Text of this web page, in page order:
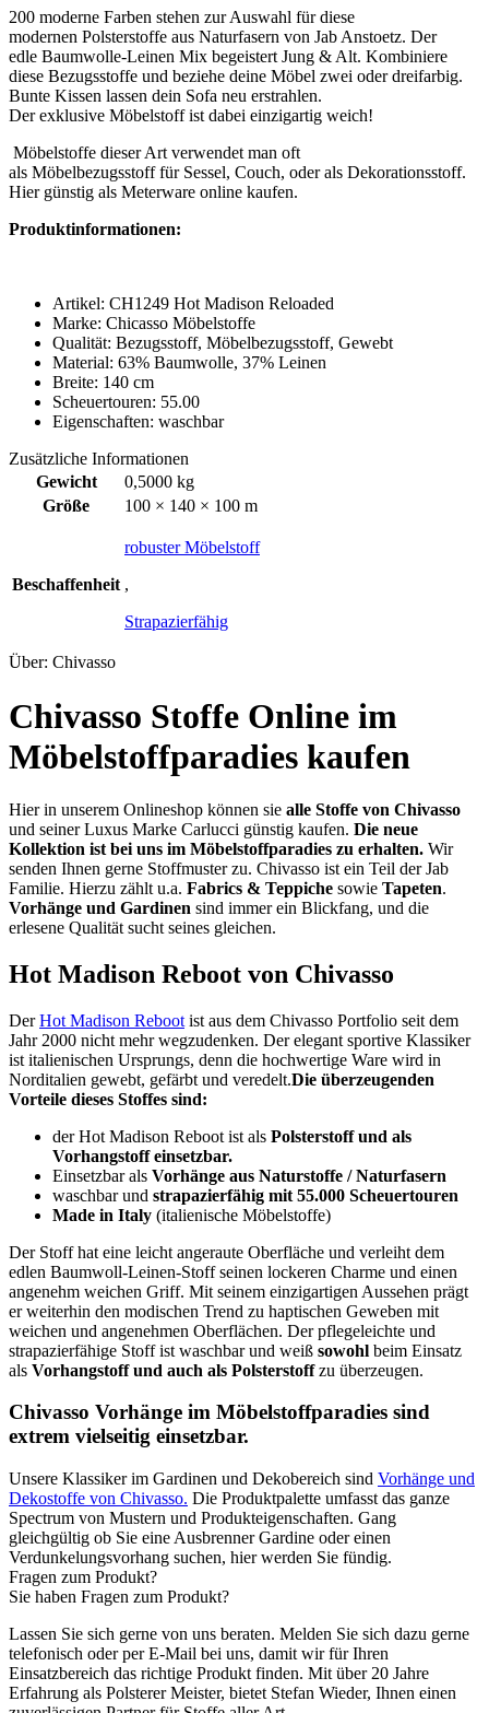
200 moderne Farben stehen zur Auswahl für diese
modernen Polsterstoffe aus Naturfasern von Jab Anstoetz. Der
edle Baumwolle-Leinen Mix begeistert Jung & Alt. Kombiniere
diese Bezugsstoffe und beziehe deine Möbel zwei oder dreifarbig.
Bunte Kissen lassen dein Sofa neu erstrahlen.
Der exklusive Möbelstoff ist dabei einzigartig weich!
Möbelstoffe dieser Art verwendet man oft
als Möbelbezugsstoff für Sessel, Couch, oder als Dekorationsstoff.
Hier günstig als Meterware online kaufen.
Produktinformationen:
Artikel: CH1249 Hot Madison Reloaded
Marke: Chicasso Möbelstoffe
Qualität: Bezugsstoff, Möbelbezugsstoff, Gewebt
Material: 63% Baumwolle, 37% Leinen
Breite: 140 cm
Scheuertouren: 55.00
Eigenschaften: waschbar
Zusätzliche Informationen
Gewicht
0,5000 kg
Größe
100 × 140 × 100 m
Beschaffenheit
robuster Möbelstoff
,
Strapazierfähig
Über: Chivasso
Chivasso Stoffe Online im
Möbelstoffparadies kaufen
Hier in unserem Onlineshop können sie alle Stoffe von Chivasso
und seiner Luxus Marke Carlucci günstig kaufen. Die neue
Kollektion ist bei uns im Möbelstoffparadies zu erhalten. Wir
senden Ihnen gerne Stoffmuster zu. Chivasso ist ein Teil der Jab
Familie. Hierzu zählt u.a. Fabrics & Teppiche sowie Tapeten.
Vorhänge und Gardinen sind immer ein Blickfang, und die
erlesene Qualität sucht seines gleichen.
Hot Madison Reboot von Chivasso
DerHot Madison Reboot ist aus dem Chivasso Portfolio seit dem
Jahr 2000 nicht mehr wegzudenken. Der elegant sportive Klassiker
ist italienischen Ursprungs, denn die hochwertige Ware wird in
Norditalien gewebt, gefärbt und veredelt.Die überzeugenden
Vorteile dieses Stoffes sind:
der Hot Madison Reboot ist als Polsterstoff und als
Vorhangstoff einsetzbar.
Einsetzbar als Vorhänge aus Naturstoffe / Naturfasern
waschbar und strapazierfähig mit 55.000 Scheuertouren
Made in Italy (italienische Möbelstoffe)
Der Stoff hat eine leicht angeraute Oberfläche und verleiht dem
edlen Baumwoll-Leinen-Stoff seinen lockeren Charme und einen
angenehm weichen Griff. Mit seinem einzigartigen Aussehen prägt
er weiterhin den modischen Trend zu haptischen Geweben mit
weichen und angenehmen Oberflächen. Der pflegeleichte und
strapazierfähige Stoff ist waschbar und weiß sowohl beim Einsatz
als Vorhangstoff und auch als Polsterstoffzu überzeugen.
Chivasso Vorhänge im Möbelstoffparadies sind
extrem vielseitig einsetzbar.
Unsere Klassiker im Gardinen und Dekobereich sind Vorhänge und
Dekostoffe von Chivasso. Die Produktpalette umfasst das ganze
Spectrum von Mustern und Produkteigenschaften. Gang
gleichgültig ob Sie eine Ausbrenner Gardine oder einen
Verdunkelungsvorhang suchen, hier werden Sie fündig.
Fragen zum Produkt?
Sie haben Fragen zum Produkt?
Lassen Sie sich gerne von uns beraten. Melden Sie sich dazu gerne
telefonisch oder per E-Mail bei uns, damit wir für Ihren
Einsatzbereich das richtige Produkt finden. Mit über 20 Jahre
Erfahrung als Polsterer Meister, bietet Stefan Wieder, Ihnen einen